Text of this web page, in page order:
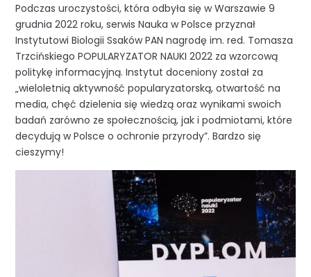
Podczas uroczystości, która odbyła się w Warszawie 9
grudnia 2022 roku, serwis Nauka w Polsce przyznał
Instytutowi Biologii Ssaków PAN nagrodę im. red. Tomasza
Trzcińskiego POPULARYZATOR NAUKI 2022 za wzorcową
politykę informacyjną. Instytut doceniony został za
„wieloletnią aktywność popularyzatorską, otwartość na
media, chęć dzielenia się wiedzą oraz wynikami swoich
badań zarówno ze społecznością, jak i podmiotami, które
decydują w Polsce o ochronie przyrody”. Bardzo się
cieszymy!